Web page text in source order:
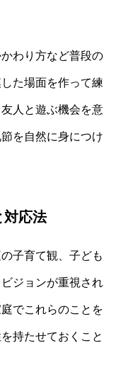
わり方など普段の
た場面を作って練
人と遊ぶ機会を意
を自然に身につけ
対応法
子育て観、子ども
ジョンが重視され
でこれらのことを
持たせておくこと